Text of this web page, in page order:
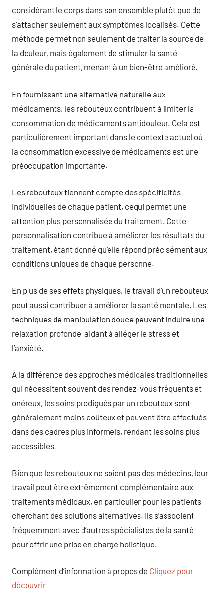
considérant le corps dans son ensemble plutôt que de
s’attacher seulement aux symptômes localisés. Cette
méthode permet non seulement de traiter la source de
la douleur, mais également de stimuler la santé
générale du patient, menant à un bien-être amélioré.
En fournissant une alternative naturelle aux
médicaments, les rebouteux contribuent à limiter la
consommation de médicaments antidouleur. Cela est
particulièrement important dans le contexte actuel où
la consommation excessive de médicaments est une
préoccupation importante.
Les rebouteux tiennent compte des spécificités
individuelles de chaque patient, cequi permet une
attention plus personnalisée du traitement. Cette
personnalisation contribue à améliorer les résultats du
traitement, étant donné qu’elle répond précisément aux
conditions uniques de chaque personne.
En plus de ses effets physiques, le travail d’un rebouteux
peut aussi contribuer à améliorer la santé mentale. Les
techniques de manipulation douce peuvent induire une
relaxation profonde, aidant à alléger le stress et
l’anxiété.
À la différence des approches médicales traditionnelles
qui nécessitent souvent des rendez-vous fréquents et
onéreux, les soins prodigués par un rebouteux sont
généralement moins coûteux et peuvent être effectués
dans des cadres plus informels, rendant les soins plus
accessibles.
Bien que les rebouteux ne soient pas des médecins, leur
travail peut être extrêmement complémentaire aux
traitements médicaux, en particulier pour les patients
cherchant des solutions alternatives. Ils s’associent
fréquemment avec d’autres spécialistes de la santé
pour offrir une prise en charge holistique.
Complément d’information à propos de Cliquez pour
découvrir